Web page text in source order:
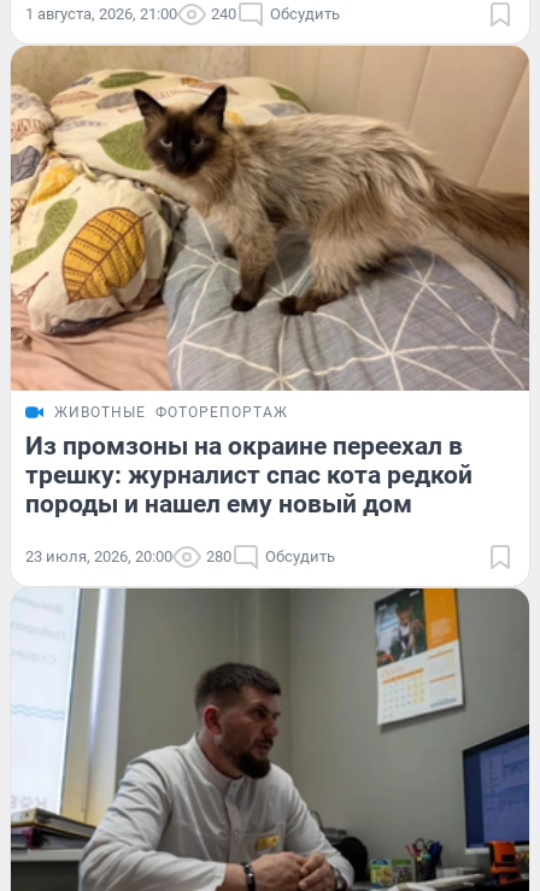
1 августа, 2026, 21:00 240 Обсудить
ЖИВОТНЫЕ ФОТОРЕПОРТАЖ
Из промзоны на окраине переехал в
трешку: журналист спас кота редкой
породы и нашел ему новый дом
23 июля, 2026, 20:00 280 Обсудить